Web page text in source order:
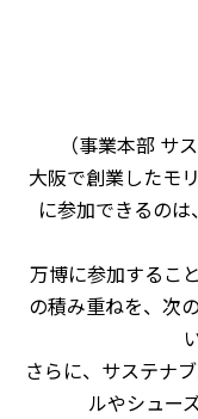
（事業本部 サ
大阪で創業したモ
に参加できるの
万博に参加するこ
の積み重ねを、次
さらに、サステナ
ルやシュー